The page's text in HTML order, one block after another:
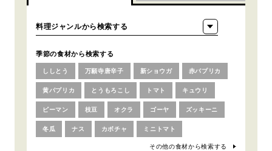
季節の食材から検索する
ししとう 万願寺唐辛子 新ショウガ 赤パプリカ
黄パプリカ とうもろこし トマト キュウリ
ピーマン 枝豆 オクラ ゴーヤ ズッキーニ
冬瓜 ナス カボチャ ミニトマト
その他の食材から検索する